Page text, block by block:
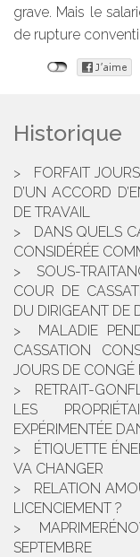
grave. Mais le
de rupture
Historique
FORFAIT
D’UN ACCORD
DE TRAVAIL
DANS QUELS
CONSIDÉRÉE
SOUS-
COUR DE
DU DIRIGEANT DE
MALADIE
CASSATION
JOURS DE CONGÉ
RETRAIT-
LES
EXPÉRIMENTÉE
ÉTIQUETTE
VA CHANGER
RELATION
LICENCIEMENT ?
SEPTEMBRE